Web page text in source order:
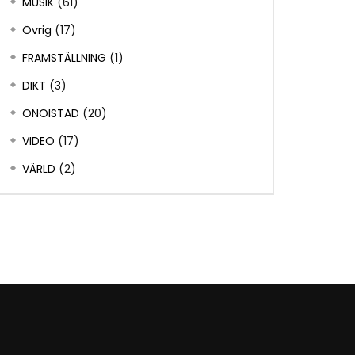
Övrig (17)
FRAMSTÄLLNING (1)
DIKT (3)
ONOISTAD (20)
VIDEO (17)
VÄRLD (2)